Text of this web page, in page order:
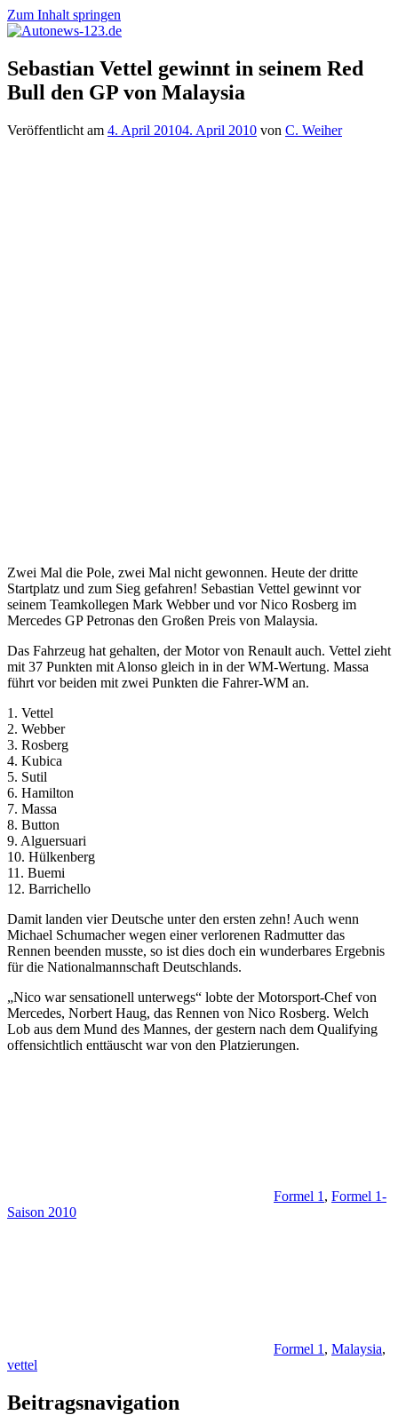
Zum Inhalt springen
Autonews-
123.de
Autonews
mit
Charme
Sebastian Vettel gewinnt in seinem Red
Bull den GP von Malaysia
Veröffentlicht am 4. April 20104. April 2010 von C. Weiher
Zwei Mal die Pole, zwei Mal nicht gewonnen. Heute der dritte
Startplatz und zum Sieg gefahren! Sebastian Vettel gewinnt vor
seinem Teamkollegen Mark Webber und vor Nico Rosberg im
Mercedes GP Petronas den Großen Preis von Malaysia.
Das Fahrzeug hat gehalten, der Motor von Renault auch. Vettel zieht
mit 37 Punkten mit Alonso gleich in in der WM-Wertung. Massa
führt vor beiden mit zwei Punkten die Fahrer-WM an.
1. Vettel
2. Webber
3. Rosberg
4. Kubica
5. Sutil
6. Hamilton
7. Massa
8. Button
9. Alguersuari
10. Hülkenberg
11. Buemi
12. Barrichello
Damit landen vier Deutsche unter den ersten zehn! Auch wenn
Michael Schumacher wegen einer verlorenen Radmutter das
Rennen beenden musste, so ist dies doch ein wunderbares Ergebnis
für die Nationalmannschaft Deutschlands.
„Nico war sensationell unterwegs“ lobte der Motorsport-Chef von
Mercedes, Norbert Haug, das Rennen von Nico Rosberg. Welch
Lob aus dem Mund des Mannes, der gestern nach dem Qualifying
offensichtlich enttäuscht war von den Platzierungen.
Formel 1 , Formel 1-
Saison 2010
Formel 1 , Malaysia,
vettel
Beitragsnavigation